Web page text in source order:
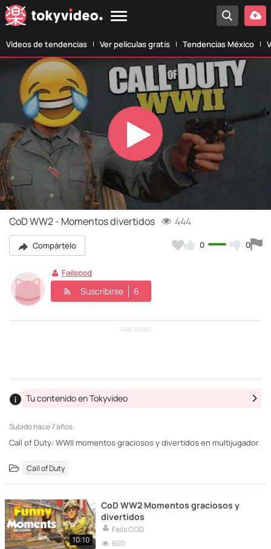
Vídeos de tendencias Ver películas gratis Tendencias México
Play
Video
CoD WW2 - Momentos divertidos 444
Compártelo 0 0
Failscod
Suscribirse 6
PUBLICIDAD
Subidohace 7 años ·
Tu contenido en Tokyvideo
Call of Duty: WWII momentos graciosos y divertidos en multijugador
Call of Duty
10:10
CoD WW2 Momentos graciosos y
divertidos
Fails COD
600